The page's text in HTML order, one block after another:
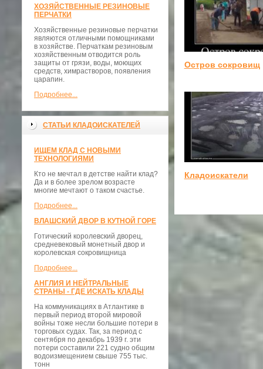
ХОЗЯЙСТВЕННЫЕ РЕЗИНОВЫЕ
ПЕРЧАТКИ
Хозяйственные резиновые перчатки
являются отличными помощниками
в хозяйстве. Перчаткам резиновым
хозяйственным отводится роль
защиты от грязи, воды, моющих
средств, химрастворов, появления
царапин.
Подробнее...
СТАТЬИ КЛАДОИСКАТЕЛЕЙ
ИЩЕМ КЛАД С НОВЫМИ
ТЕХНОЛОГИЯМИ
Кто не мечтал в детстве найти клад?
Да и в более зрелом возрасте
многие мечтают о таком счастье.
Подробнее...
ВЛАШСКИЙ ДВОР В КУТНОЙ ГОРЕ
Готический королевский дворец,
средневековый монетный двор и
королевская сокровищница
Подробнее...
АНГЛИЯ И НЕЙТРАЛЬНЫЕ
СТРАНЫ - ГДЕ ИСКАТЬ КЛАДЫ
На коммуникациях в Атлантике в
первый период второй мировой
войны тоже несли большие потери в
торговых судах. Так, за период с
сентября по декабрь 1939 г. эти
потери составили 221 судно общим
водоизмещением свыше 755 тыс.
тонн
Остров сокровищ
Кладоискатели